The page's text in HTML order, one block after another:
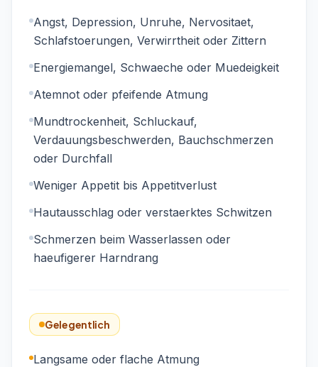
Angst, Depression, Unruhe, Nervositaet,
Schlafstoerungen, Verwirrtheit oder Zittern
Energiemangel, Schwaeche oder Muedeigkeit
Atemnot oder pfeifende Atmung
Mundtrockenheit, Schluckauf,
Verdauungsbeschwerden, Bauchschmerzen
oder Durchfall
Weniger Appetit bis Appetitverlust
Hautausschlag oder verstaerktes Schwitzen
Schmerzen beim Wasserlassen oder
haeufigerer Harndrang
Gelegentlich
Langsame oder flache Atmung